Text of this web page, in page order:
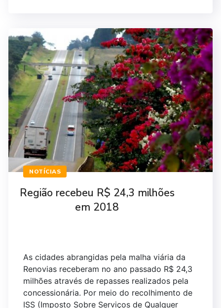
NOTÍCIAS
Região recebeu R$ 24,3 milhões
em 2018
As cidades abrangidas pela malha viária da
Renovias receberam no ano passado R$ 24,3
milhões através de repasses realizados pela
concessionária. Por meio do recolhimento de
ISS (Imposto Sobre Serviços de Qualquer